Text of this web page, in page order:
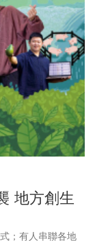
地方創生
；有人串聯各地